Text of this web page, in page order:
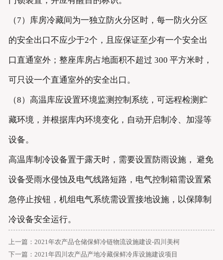
（7）库房冷藏间为一独立防火分区时，每一防火分区
的安全出口不应少于2个，且应保证至少有一个安全出
口直通室外；整座库房占地面积不超过 300 平方米时，
可只设一个直通室外的安全出口。
（8）高温库应设置环境监测控制系统，可远程检测贮
藏环境，并根据库内环境变化，自动开启制冷、加湿等
设备。
高温库制冷设备置于露天时，需要设置防雨设施， 避免
设备受雨水侵蚀及电气线路短路，电气控制箱需设置紧
急停止按钮，机组电气系统需设置接地设施，以保障制
冷设备安全运行。
上一篇： 2021年农产品仓储保鲜冷链物流设施建设-四川美柯
下一篇： 2021年四川农产品产地冷藏保鲜冷库设施建设项目